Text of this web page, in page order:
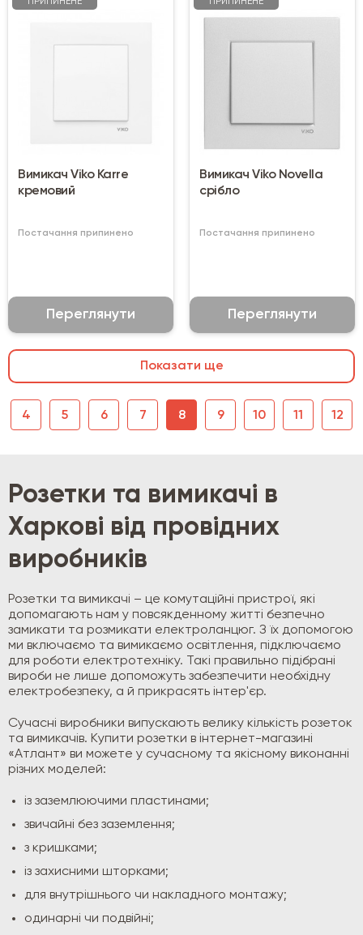
Вимикач Viko Karre
кремовий
Постачання припинено
Переглянути
Вимикач Viko Novella
срібло
Постачання припинено
Переглянути
Показати ще
4 5 6 7 8 9 10 11 12
Розетки та вимикачі в
Харкові від провідних
виробників
Розетки та вимикачі – це комутаційні пристрої, які
допомагають нам у повсякденному житті безпечно
замикати та розмикати електроланцюг. З їх допомогою
ми включаємо та вимикаємо освітлення, підключаємо
для роботи електротехніку. Такі правильно підібрані
вироби не лише допоможуть забезпечити необхідну
електробезпеку, а й прикрасять інтер'єр.
Сучасні виробники випускають велику кількість розеток
та вимикачів. Купити розетки в інтернет-магазині
«Атлант» ви можете у сучасному та якісному виконанні
різних моделей:
із заземлюючими пластинами;
звичайні без заземлення;
з кришками;
із захисними шторками;
для внутрішнього чи накладного монтажу;
одинарні чи подвійні;